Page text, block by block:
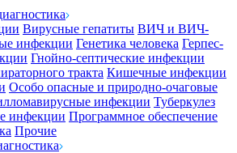
Вирусные гепатиты ВИЧ и ВИЧ-
инфекции Генетика человека Герпес-
Гнойно-септические инфекции
тракта Кишечные инфекции
Особо опасные и природно-очаговые
инфекции Туберкулез
инфекции Программное обеспечение
Прочие